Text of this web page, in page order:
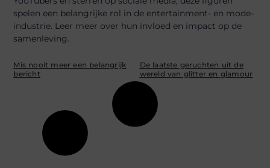
spelen een belangrijke rol in de entertainment- en mode-
industrie. Leer meer over hun invloed en impact op de
samenleving.
Mis nooit meer een belangrijk
bericht
De laatste geruchten uit de
wereld van glitter en glamour